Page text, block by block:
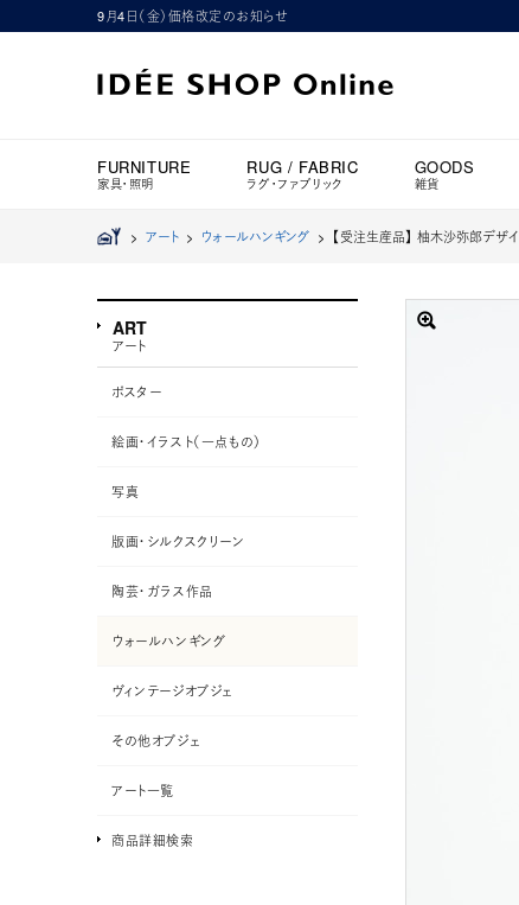
9月4日（金）価格改定のお知らせ
FURNITURE
家具・照明
RUG / FABRIC
ラグ・ファブリック
GOODS
雑貨
> アート> ウォールハンギング > 【受注生産品】 柚木沙弥郎デザ
ART
アート
ポスター
絵画・イラスト（一点もの）
写真
版画・シルクスクリーン
陶芸・ガラス作品
ウォールハンギング
ヴィンテージオブジェ
その他オブジェ
アート一覧
商品詳細検索